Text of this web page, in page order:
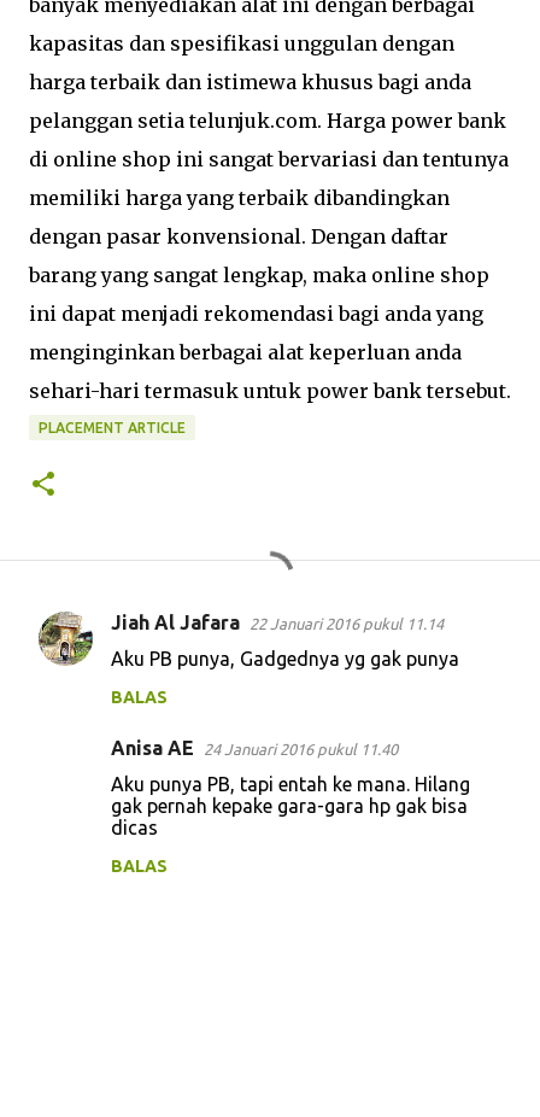
banyak menyediakan alat ini dengan berbagai
kapasitas dan spesifikasi unggulan dengan
harga terbaik dan istimewa khusus bagi anda
pelanggan setia telunjuk.com. Harga power bank
di online shop ini sangat bervariasi dan tentunya
memiliki harga yang terbaik dibandingkan
dengan pasar konvensional. Dengan daftar
barang yang sangat lengkap, maka online shop
ini dapat menjadi rekomendasi bagi anda yang
menginginkan berbagai alat keperluan anda
sehari-hari termasuk untuk power bank tersebut.
PLACEMENT ARTICLE
K
Jiah Al Jafara 22 Januari 2016 pukul 11.14
Aku PB punya, Gadgednya yg gak punya
BALAS
Anisa AE 24 Januari 2016 pukul 11.40
Aku punya PB, tapi entah ke mana. Hilang
gak pernah kepake gara-gara hp gak bisa
dicas
BALAS